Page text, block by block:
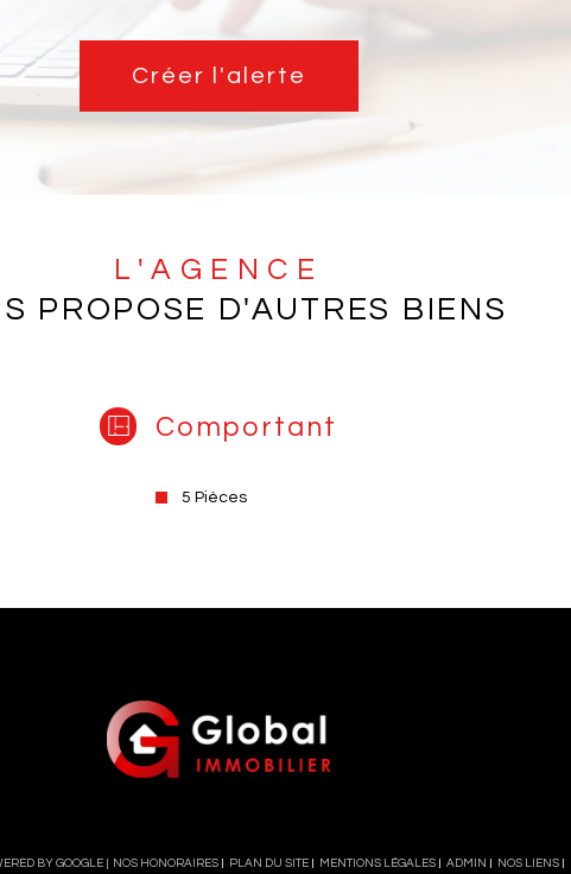
Créer l'alerte
L'AGENCE
PROPOSE D'AUTRES BIENS
Comportant
5 Pièces
BY GOOGLE | NOS HONORAIRES PLAN DU SITE MENTIONS LÉGALES ADMIN NOS LIENS